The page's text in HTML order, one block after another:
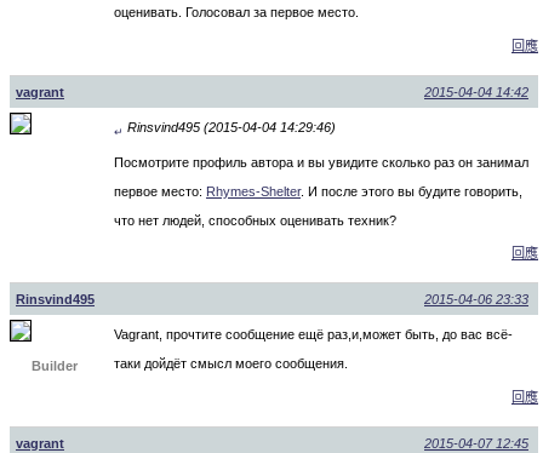
оценивать. Голосовал за первое место.
回應
vagrant 2015-04-04 14:42
↵ Rinsvind495 (2015-04-04 14:29:46)
Посмотрите профиль автора и вы увидите сколько раз он занимал
первое место: Rhymes-Shelter. И после этого вы будите говорить,
что нет людей, способных оценивать техник?
回應
Rinsvind495 2015-04-06 23:33
Builder
Vagrant, прочтите сообщение ещё раз,и,может быть, до вас всё-
таки дойдёт смысл моего сообщения.
回應
vagrant 2015-04-07 12:45